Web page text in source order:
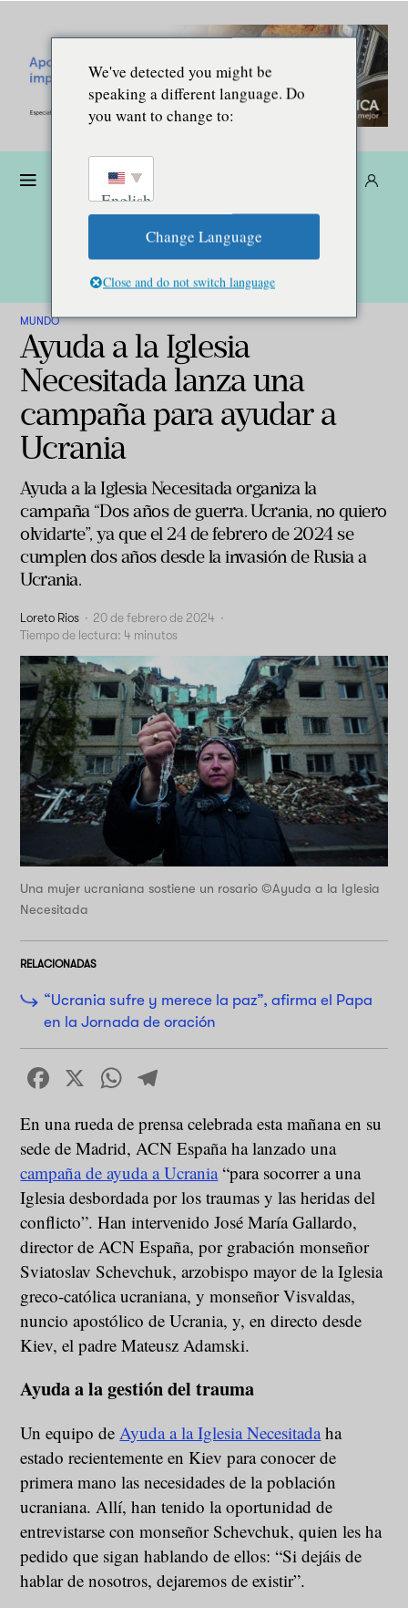
MUNDO
Ayuda a la Iglesia
Necesitada lanza una
campaña para ayudar a
Ucrania
Ayuda a la Iglesia Necesitada organiza la
campaña “Dos años de guerra. Ucrania, no quiero
olvidarte”, ya que el 24 de febrero de 2024 se
cumplen dos años desde la invasión de Rusia a
Ucrania.
Loreto Rios · 20 de febrero de 2024 ·
Tiempo de lectura: 4 minutos
Una mujer ucraniana sostiene un rosario ©Ayuda a la Iglesia
Necesitada
RELACIONADAS
“Ucrania sufre y merece la paz”, afirma el Papa
en la Jornada de oración
Facebook
X WhatsApp
En una rueda de prensa celebrada esta mañana en su
sede de Madrid, ACN España ha lanzado una
campaña de ayuda a Ucrania“para socorrer a una
Iglesia desbordada por los traumas y las heridas del
conflicto”. Han intervenido José María Gallardo,
director de ACN España, por grabación monseñor
Sviatoslav Schevchuk, arzobispo mayor de la Iglesia
greco-católica ucraniana, y monseñor Visvaldas,
nuncio apostólico de Ucrania, y, en directo desde
Kiev, el padre Mateusz Adamski.
Ayuda a la gestión del trauma
Un equipo de Ayuda a la Iglesia Necesitadaha
estado recientemente en Kiev para conocer de
primera mano las necesidades de la población
ucraniana. Allí, han tenido la oportunidad de
entrevistarse con monseñor Schevchuk, quien les ha
pedido que sigan hablando de ellos: “Si dejáis de
hablar de nosotros, dejaremos de existir”.
We've detected you might be
speaking a different language. Do
you want to change to:
English
Change Language
Close and do not switch language